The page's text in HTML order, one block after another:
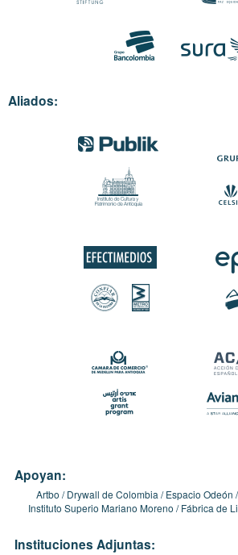
Aliados:
Apoyan:
Artbo Drywall de Colombia Espacio Odeón
Instituto Superio Mariano Moreno
Fábrica de
Instituciones Adjuntas: